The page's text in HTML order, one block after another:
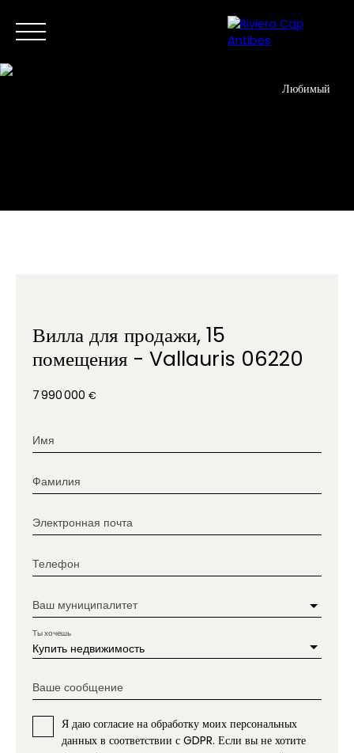
Любимый
Вилла для продажи, 15
помещения - Vallauris 06220
7 990 000 €
Имя
Фамилия
Электронная почта
Телефон
Ваш муниципалитет
Купить недвижимость
Ты хочешь
Ваше сообщение
Я даю согласие на обработку моих персональных
данных в соответствии с GDPR. Если вы не хотите